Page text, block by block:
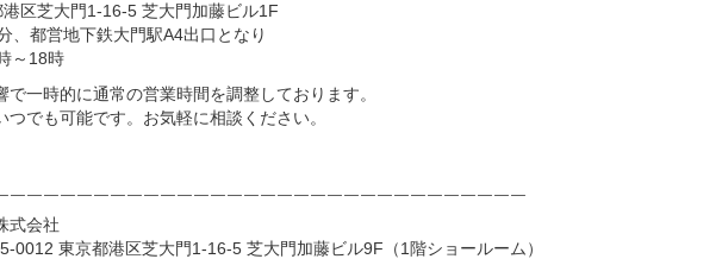
区芝大門1-16-5 芝大門加藤ビル1F
、都営地下鉄大門駅A4出口となり
～18時
一時的に通常の営業時間を調整しております。
でも可能です。お気軽に相談ください。
￣￣￣￣￣￣￣￣￣￣￣￣￣￣￣￣￣￣￣￣￣￣￣￣￣￣￣￣￣￣￣
式会社
0012 東京都港区芝大門1-16-5 芝大門加藤ビル9F（1階ショールーム）